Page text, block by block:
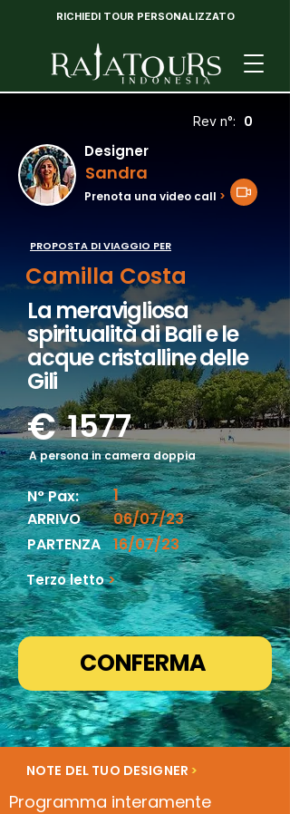
RICHIEDI TOUR PERSONALIZZATO
0
Rev n°:
Designer
Sandra
Prenota una video call >
PROPOSTA DI VIAGGIO PER
Camilla Costa
La meravigliosa
spiritualità di Bali e le
acque cristalline delle
Gili
€ 1577
A persona in camera doppia
N° Pax:
ARRIVO
1
06/07/23
PARTENZA
16/07/23
Terzo letto>
CONFERMA
NOTE DEL TUO DESIGNER >
Programma interamente